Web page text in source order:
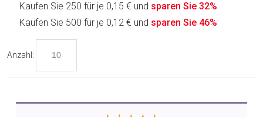
Kaufen Sie 250 für je 0,15 € und sparen Sie 32%
Kaufen Sie 500 für je 0,12 € und sparen Sie 46%
Anzahl: